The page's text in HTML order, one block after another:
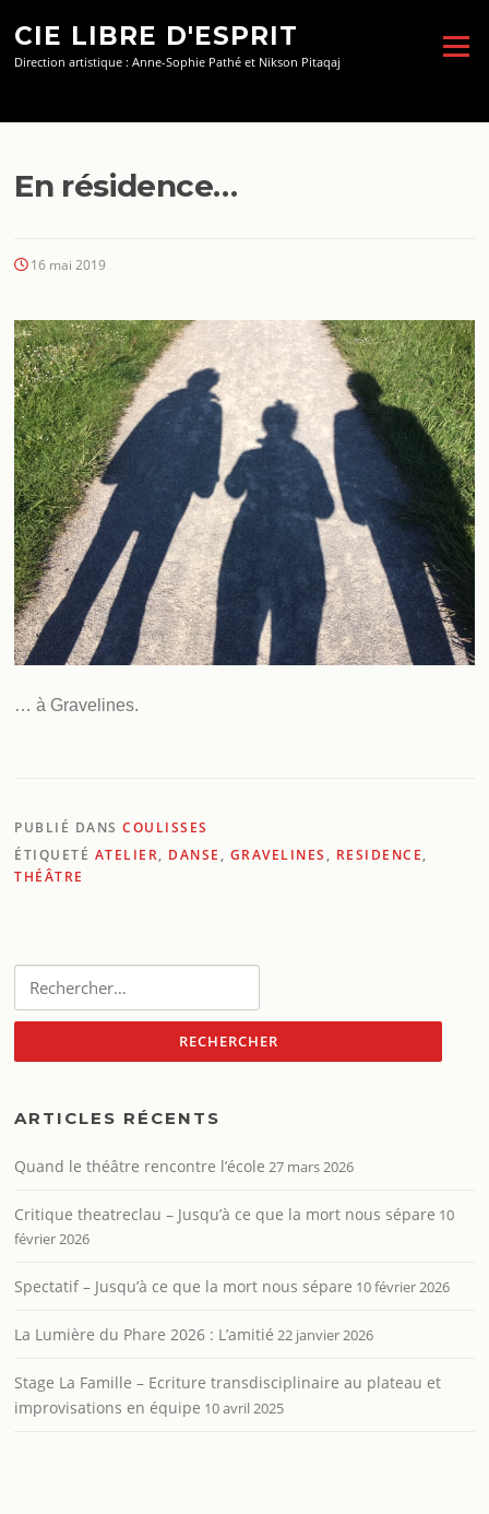
contenu
CIE LIBRE D'ESPRIT
Direction artistique : Anne-Sophie Pathé et Nikson Pitaqaj
Menu
En résidence…
16 mai 2019
… à Gravelines.
PUBLIÉ DANSCOULISSES
ÉTIQUETÉ ATELIER, DANSE , GRAVELINES , RESIDENCE,
THÉÂTRE
ARTICLES RÉCENTS
Quand le théâtre rencontre l’école 27 mars 2026
Critique theatreclau – Jusqu’à ce que la mort nous sépare 10
février 2026
Spectatif – Jusqu’à ce que la mort nous sépare 10 février 2026
La Lumière du Phare 2026 : L’amitié 22 janvier 2026
Stage La Famille – Ecriture transdisciplinaire au plateau et
improvisations en équipe 10 avril 2025